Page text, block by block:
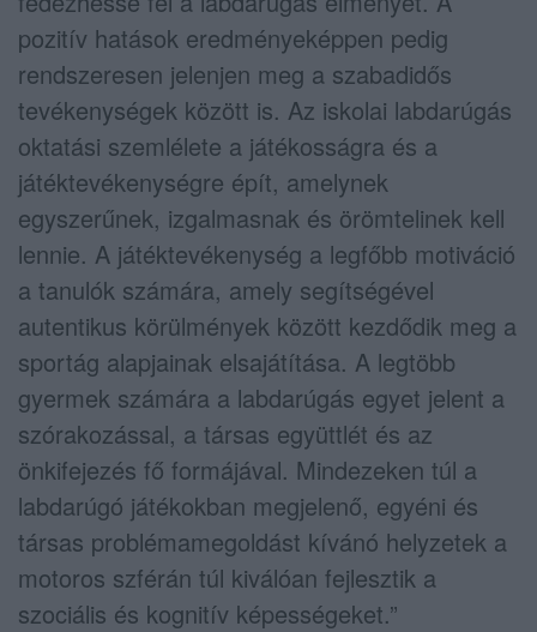
pozitív hatások eredményeképpen pedig
rendszeresen jelenjen meg a szabadidős
tevékenységek között is. Az iskolai labdarúgás
oktatási szemlélete a játékosságra és a
játéktevékenységre épít, amelynek
egyszerűnek, izgalmasnak és örömtelinek kell
lennie. A játéktevékenység a legfőbb motiváció
a tanulók számára, amely segítségével
autentikus körülmények között kezdődik meg a
sportág alapjainak elsajátítása. A legtöbb
gyermek számára a labdarúgás egyet jelent a
szórakozással, a társas együttlét és az
önkifejezés fő formájával. Mindezeken túl a
labdarúgó játékokban megjelenő, egyéni és
társas problémamegoldást kívánó helyzetek a
motoros szférán túl kiválóan fejlesztik a
szociális és kognitív képességeket.”